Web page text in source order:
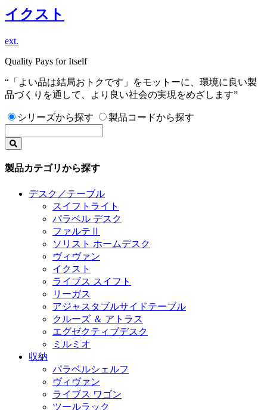
イクスト
ext.
Quality Pays for Itself
“「よい品は結局おトクです」をモットーに、環境に良い製
品づくりを通して、より良い社会の実現をめざします”
シリーズから探す 製品コードから探す
製品カテゴリから探す
デスク／テーブル
スイフトライト
パラベル デスク
ファルテⅡ
ソリスト ホームデスク
ヴィヴァン
イクスト
ライブス スイフト
リーガス
アジャスタブルサイドテーブル
クルーズ ＆ アトラス
エグゼクティブデスク
ミルミオ
収納
パラベルシェルフ
ヴィヴァン
ライブス ワゴン
ツールラック